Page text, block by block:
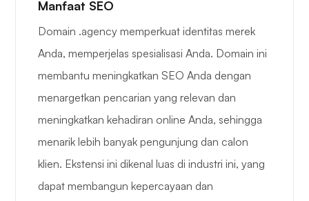
Manfaat SEO
Domain .agency memperkuat identitas merek
Anda, memperjelas spesialisasi Anda. Domain ini
membantu meningkatkan SEO Anda dengan
menargetkan pencarian yang relevan dan
meningkatkan kehadiran online Anda, sehingga
menarik lebih banyak pengunjung dan calon
klien. Ekstensi ini dikenal luas di industri ini, yang
dapat membangun kepercayaan dan